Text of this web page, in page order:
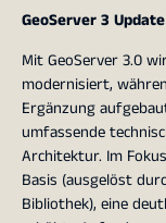
GeoServer 3
Mit GeoServer 3.0
modernisiert,
Ergänzung
umfassende
Architektur. Im
Basis (ausgelöst
Bibliothek), eine